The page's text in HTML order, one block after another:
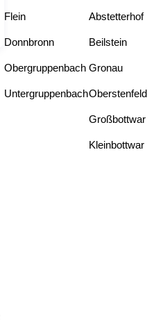
Flein
Donnbronn
Obergruppenbach
Untergruppenbach
Abstetterhof
Beilstein
Gronau
Oberstenfeld
Großbottwar
Kleinbottwar